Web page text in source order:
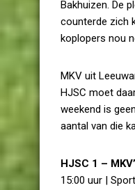
Bakhuizen. De
counterde zich
koplopers nou
MKV uit
HJSC moet
weekend is
aantal van die
HJSC 1 –
15:00 uur |